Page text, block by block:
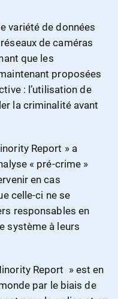
variété de données
de caméras
que les
proposées
: l’utilisation de
la criminalité avant
Report » a
« pré-crime »
en cas
celle-ci ne se
responsables en
système à leurs
Report » est en
par le biais de